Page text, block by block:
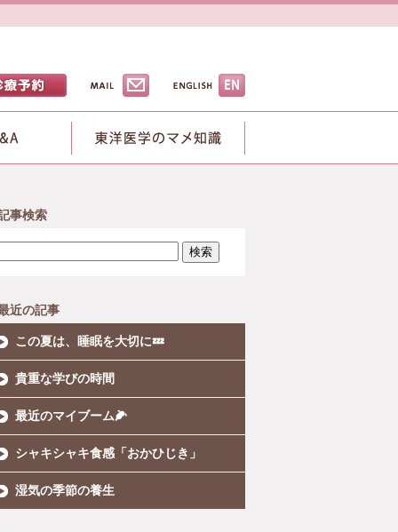
事検索
検索
近の記事
この夏は、睡眠を大切に💤
貴重な学びの時間
最近のマイブーム🌽
シャキシャキ食感「おかひじき」
湿気の季節の養生